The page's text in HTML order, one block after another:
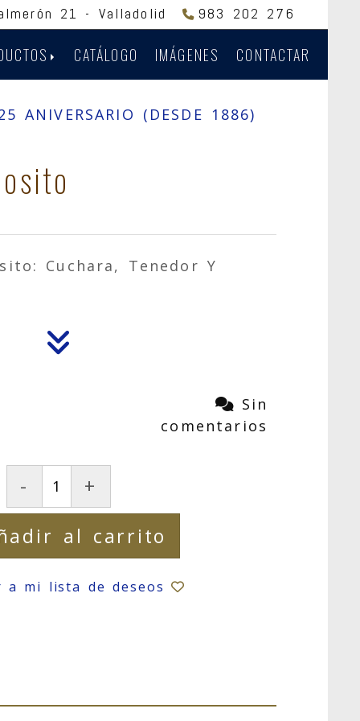
21 - Valladolid 983 202 276
CATÁLOGO IMÁGENES CONTACTAR
ANIVERSARIO (DESDE 1886)
Cuchara, Tenedor Y
Sin
comentarios
-
+
al carrito
a mi lista de deseos